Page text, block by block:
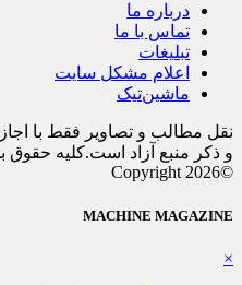
درباره ما
تماس با ما
تبلیغات
اعلام مشکل سایت
ماشین‌تیک
نقل مطالب و تصاویر فقط با
و ذکر منبع آزاد است.کلیه
©Copyright 2026
MACHINE MAGAZINE
×